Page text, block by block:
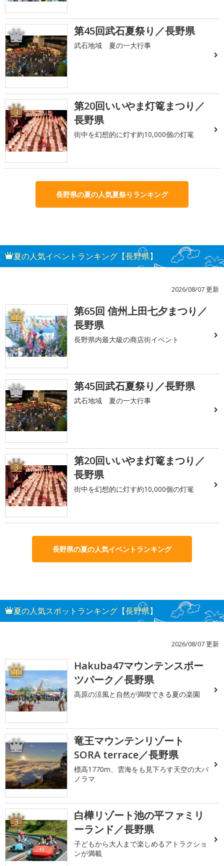
2 第45回武石夏祭り／長野県
武石地域 夏の一大行事
3
第20回いいやま灯篭まつり／
長野県
街中を幻想的に灯す約10,000個の灯篭
長野県の夏の人気夏祭りランキング
夏の人気イベントランキング【長野県】
2026/08/07 更新
1
第65回 信州上田七夕まつり／
長野県
長野県内最大級の商店街イベント
2 第45回武石夏祭り／長野県
武石地域 夏の一大行事
3
第20回いいやま灯篭まつり／
長野県
街中を幻想的に灯す約10,000個の灯篭
長野県の夏の人気イベントランキング
夏の人気スポットランキング【長野県】
2026/08/07 更新
1
Hakuba47マウンテンスポー
ツパーク／長野県
高原の涼風と自然が満喫できる夏の楽園
2
竜王マウンテンリゾート
SORA terrace／長野県
標高1770m、雲海をも見下ろす天空の大パ
ノラマ
3
白樺リゾート池の平ファミリ
ーランド／長野県
子どもから大人まで楽しめるアトラクショ
ンが満載